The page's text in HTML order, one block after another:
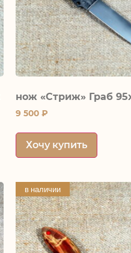
нож «Стриж» Граб
9 500₽
Хочу купить
в наличии